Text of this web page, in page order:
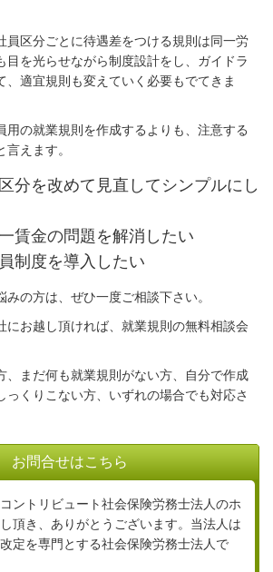
員区分ごとに待遇差をつける規則は同一労
目を光らせながら制度設計をし、ガイドラ
、適宜規則も変えていく必要もでてきま
用の就業規則を作成するよりも、注意する
えます。
分を改めて見直してシンプルにし
賃金の問題を解消したい
制度を導入したい
みの方は、ぜひ一度ご相談下さい。
にお越し頂ければ、就業規則の無料相談会
、まだ何も就業規則がない方、自分で作成
っくりこない方、いずれの場合でも対応さ
お問合せはこちら
ントリビュート社会保険労務士法人のホ
頂き、ありがとうございます。当法人は
定を専門とする社会保険労務士法人で